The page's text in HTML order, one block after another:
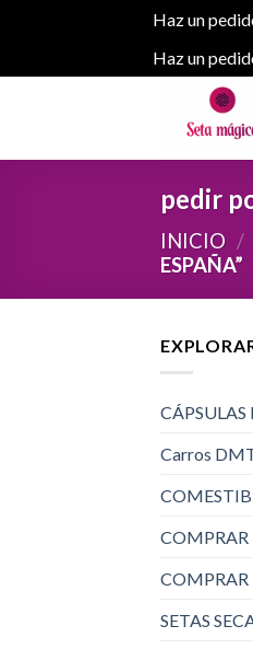
Haz un
Haz un
pedir
INICIO /
ESPAÑA”
CÁPSULAS
Carros
COMPRAR
SETAS